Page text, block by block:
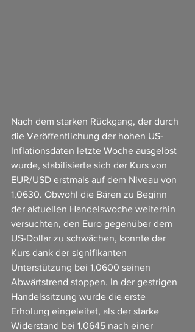
Nach dem starken Rückgang, der durch
die Veröffentlichung der hohen US-
Inflationsdaten letzte Woche ausgelöst
wurde, stabilisierte sich der Kurs von
EUR/USD erstmals auf dem Niveau von
1,0630. Obwohl die Bären zu Beginn
der aktuellen Handelswoche weiterhin
versuchten, den Euro gegenüber dem
US-Dollar zu schwächen, konnte der
Kurs dank der signifikanten
Unterstützung bei 1,0600 seinen
Abwärtstrend stoppen. In der gestrigen
Handelssitzung wurde die erste
Erholung eingeleitet, als der starke
Widerstand bei 1,0645 nach einer